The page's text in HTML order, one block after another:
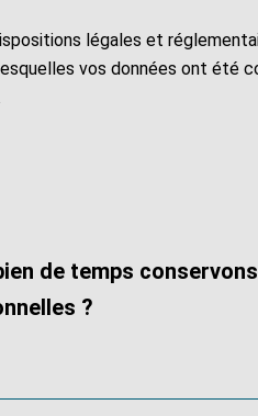
légales et
vos données ont été
de temps
?